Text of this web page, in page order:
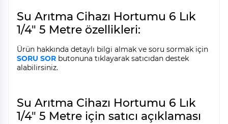
Su Arıtma Cihazı Hortumu 6 Lık
1/4" 5 Metre özellikleri:
Ürün hakkında detaylı bilgi almak ve soru sormak için
SORU SOR butonuna tıklayarak satıcıdan destek
alabilirsiniz.
Su Arıtma Cihazı Hortumu 6 Lık
1/4" 5 Metre için satıcı açıklaması